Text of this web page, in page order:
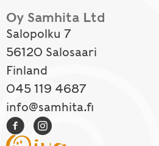
Oy Samhita Ltd
Salopolku 7
56120 Salosaari
Finland
045 119 4687
info@samhita.fi